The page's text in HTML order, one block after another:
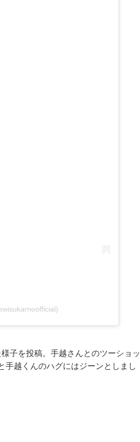
子を投稿。手越さんとのツーショッ
手越くんのハグにはジーンとしまし